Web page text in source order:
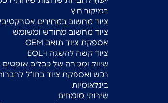
במיקור חוץ
ציוד מחשוב במחירים
ציוד מחשוב מחודש ומשומש
אספקת ציוד תואם OEM
ציוד קשה להשגה ו-EOL
שיווק ומכירה של כבלים אופטים
רכש ואספקת ציוד בחו”ל
בינלאומיות
שירותי מומחים